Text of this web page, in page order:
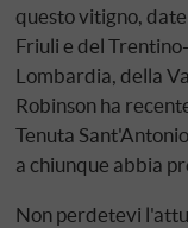
questo vitigno,
Friuli e del
Lombardia, della
Robinson ha
Tenuta
a chiunque abbia
Non perdetevi